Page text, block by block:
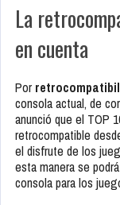
La
en cuenta
Por
consola actual, de
anunció que el TOP
retrocompatible
el disfrute de los
esta manera se
consola para los